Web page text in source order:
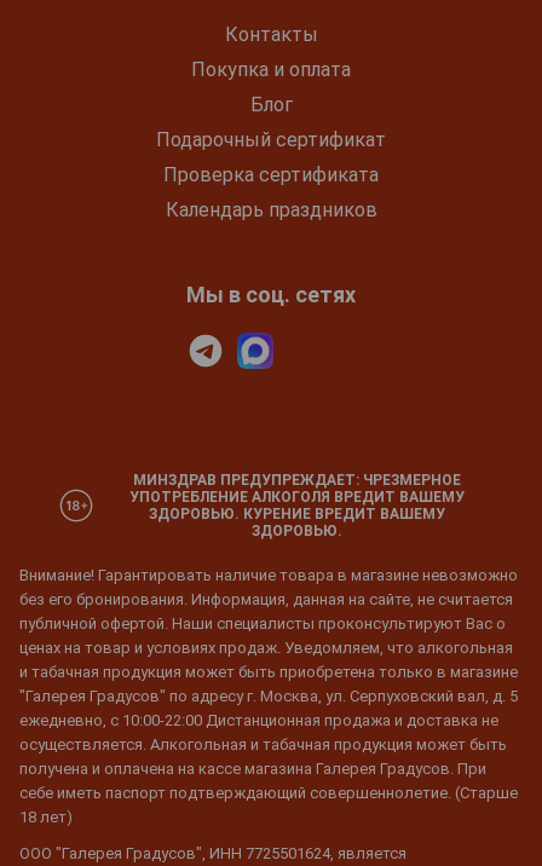
Контакты
Покупка и оплата
Блог
Подарочный сертификат
Проверка сертификата
Календарь праздников
Мы в соц. сетях
МИНЗДРАВ ПРЕДУПРЕЖДАЕТ: ЧРЕЗМЕРНОЕ
УПОТРЕБЛЕНИЕ АЛКОГОЛЯ ВРЕДИТ ВАШЕМУ
ЗДОРОВЬЮ. КУРЕНИЕ ВРЕДИТ ВАШЕМУ
ЗДОРОВЬЮ.
Внимание! Гарантировать наличие товара в магазине невозможно
без его бронирования. Информация, данная на сайте, не считается
публичной офертой. Наши специалисты проконсультируют Вас о
ценах на товар и условиях продаж. Уведомляем, что алкогольная
и табачная продукция может быть приобретена только в магазине
"Галерея Градусов" по адресу г. Москва, ул. Серпуховский вал, д. 5
ежедневно, с 10:00-22:00 Дистанционная продажа и доставка не
осуществляется. Алкогольная и табачная продукция может быть
получена и оплачена на кассе магазина Галерея Градусов. При
себе иметь паспорт подтверждающий совершеннолетие. (Старше
18 лет)
ООО "Галерея Градусов", ИНН 7725501624, является